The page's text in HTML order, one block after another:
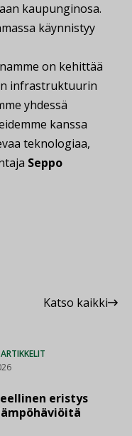
kaupunginosa.
käynnistyy
on kehittää
infrastruktuurin
yhdessä
kanssa
teknologiaa,
Seppo
Katso kaikki
eristys